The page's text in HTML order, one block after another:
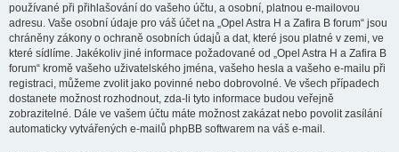
používané při přihlašování do vašeho účtu, a osobní, platnou e-mailovou
adresu. Vaše osobní údaje pro váš účet na „Opel Astra H a Zafira B forum“ jsou
chráněny zákony o ochraně osobních údajů a dat, které jsou platné v zemi, ve
které sídlíme. Jakékoliv jiné informace požadované od „Opel Astra H a Zafira B
forum“ kromě vašeho uživatelského jména, vašeho hesla a vašeho e-mailu při
registraci, můžeme zvolit jako povinné nebo dobrovolné. Ve všech případech
dostanete možnost rozhodnout, zda-li tyto informace budou veřejně
zobrazitelné. Dále ve vašem účtu máte možnost zakázat nebo povolit zasílání
automaticky vytvářených e-mailů phpBB softwarem na váš e-mail.